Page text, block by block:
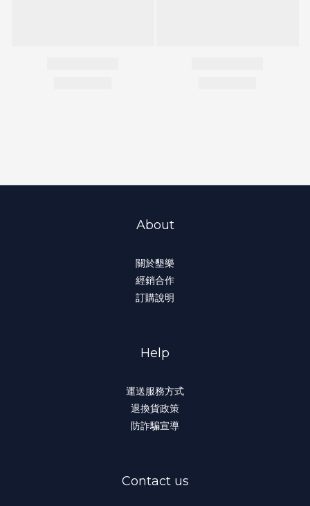
About
關於墾樂
經銷合作
訂購說明
Help
運送服務方式
退換貨政策
防詐騙宣導
Contact us